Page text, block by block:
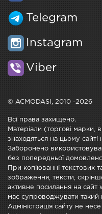
Telegram
Instagram
Viber
© ACMODASI, 2010 -2026
Всі права захищено.
Матеріали (торгові марки,
знаходяться на цьому
Заборонено
без попередньої
При копіюванні текстових
зображення, тексти,
активне посилання на сайт
має супроводжувати такий
Адміністрація сайту не